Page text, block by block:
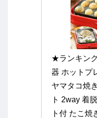
★ランキン
器 ホットプ
ヤマタコ焼
ト 2way 着
ト付 たこ焼